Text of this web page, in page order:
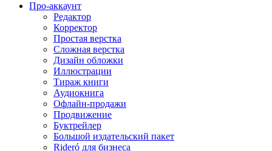
Про-аккаунт
Редактор
Корректор
Простая верстка
Сложная верстка
Дизайн обложки
Иллюстрации
Тираж книги
Аудиокнига
Офлайн-продажи
Продвижение
Буктрейлер
Большой издательский пакет
Rideró для бизнеса